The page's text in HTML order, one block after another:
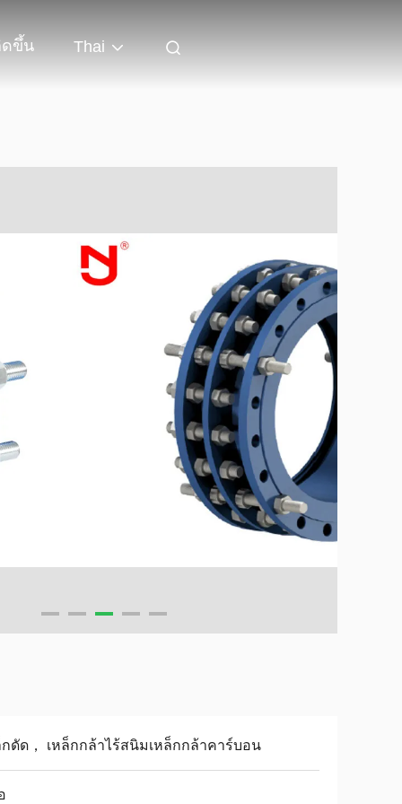
ดขึ้น Thai
กดัด， เหล็กกล้าไร้สนิมเหล็กกล้าคาร์บอน